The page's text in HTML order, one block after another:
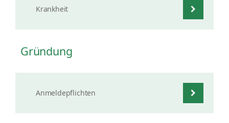
Krankheit
Gründung
Anmeldepflichten